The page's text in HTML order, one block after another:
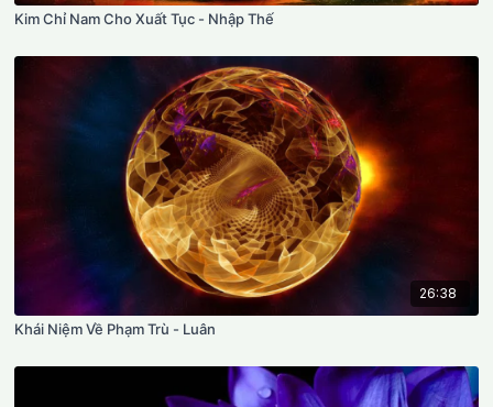
Kim Chỉ Nam Cho Xuất Tục - Nhập Thế
26:38
Khái Niệm Về Phạm Trù - Luân